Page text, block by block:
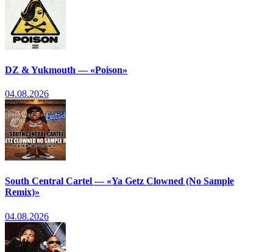
DZ & Yukmouth — «Poison»
04.08.2026
South Central Cartel — «Ya Getz Clowned (No Sample
Remix)»
04.08.2026